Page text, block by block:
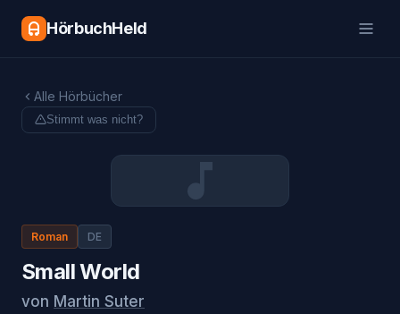
HörbuchHeld
Alle Hörbücher
Stimmt was nicht?
Roman DE
Small World
von Martin Suter